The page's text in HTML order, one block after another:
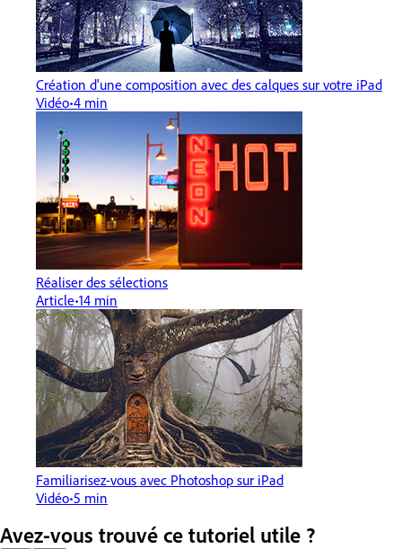
Création d'une composition avec des calques sur votre iPad
Vidéo 4 min
Réaliser des sélections
Article 14 min
Familiarisez-vous avec Photoshop sur iPad
Vidéo 5 min
Avez-vous trouvé ce tutoriel utile ?